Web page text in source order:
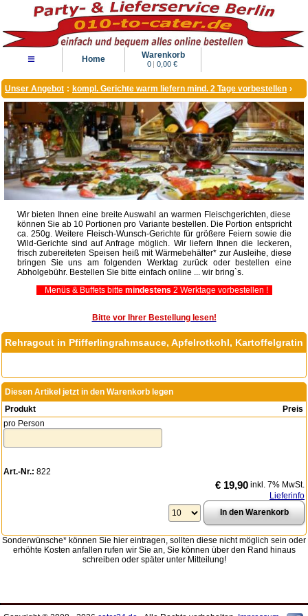
≡ Home Warenkorb
0 | 0,00 €
Unser Angebot : kompl. Gerichte warm liefern mind. 2 Tage vorbestellen ›
Wir bieten Ihnen eine breite Auswahl an warmen Fleischgerichten, diese
können Sie ab 10 Portionen pro Variante bestellen. Die Portion entspricht
ca. 250g. Weitere Fleisch-Wunsch-Gerichte für größere Feiern sowie die
Wild-Gerichte sind auf Anfrage möglich. Wir liefern Ihnen die leckeren,
frisch zubereiteten Speisen heiß mit Wärmebehälter* zur Ausleihe, diese
bringen Sie uns am folgenden Werktag zurück oder bestellen eine
Abholgebühr. Bestellen Sie bitte einfach online ... wir bring`s.
Menüs & Buffets bitte mindestens 2 Werktage vorbestellen !
Bitte vor Ihrer Bestellung lesen!
Rehragout in Pfifferlingrahmsauce, Apfelrotkohl, Kartoffelgratin
Diesen Artikel jetzt in den Warenkorb legen
Produkt
Preis
pro Person
Art.-Nr.: 822
€ 19,90 inkl. 7% MwSt.
Lieferinfo
Sonderwünsche* können Sie hier eintragen, sollten diese nicht möglich sein oder
erhöhte Kosten anfallen rufen wir Sie an, Sie können über den Rand hinaus
schreiben oder später unter Mitteilung!